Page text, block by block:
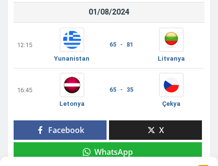
01/08/2024
12:15
Yunanistan
65 - 81
Litvanya
16:45
Letonya
65 - 35
Çekya
Facebook X
WhatsApp